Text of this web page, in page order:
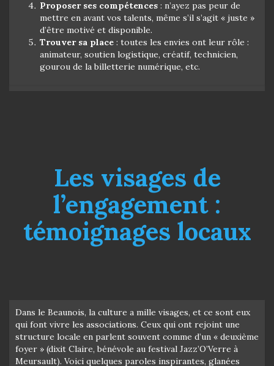
Proposer ses compétences : n’ayez pas peur de
mettre en avant vos talents, même s’il s’agit « juste »
d’être motivé et disponible.
Trouver sa place : toutes les envies ont leur rôle :
animateur, soutien logistique, créatif, technicien,
gourou de la billetterie numérique, etc.
Les visages de
l’engagement :
témoignages locaux
Dans le Beaunois, la culture a mille visages, et ce sont eux
qui font vivre les associations. Ceux qui ont rejoint une
structure locale en parlent souvent comme d’un « deuxième
foyer » (dixit Claire, bénévole au festival Jazz’O’Verre à
Meursault). Voici quelques paroles inspirantes, glanées